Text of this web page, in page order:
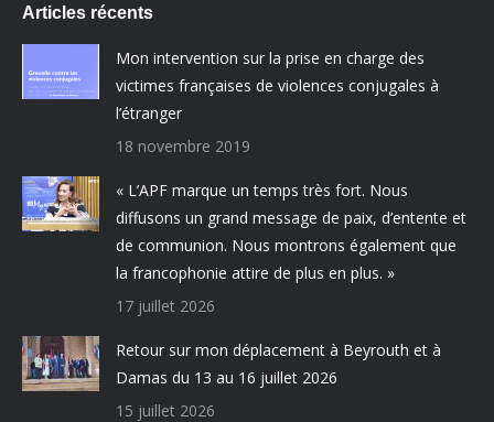
Articles récents
Mon intervention sur la prise en charge des
victimes françaises de violences conjugales à
l’étranger
18 novembre 2019
« L’APF marque un temps très fort. Nous
diffusons un grand message de paix, d’entente et
de communion. Nous montrons également que
la francophonie attire de plus en plus. »
17 juillet 2026
Retour sur mon déplacement à Beyrouth et à
Damas du 13 au 16 juillet 2026
15 juillet 2026